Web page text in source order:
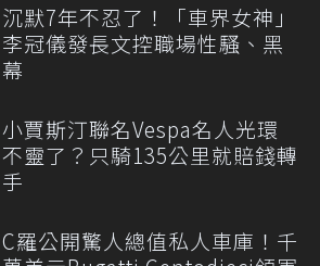
沉默7年不忍了！「車界女神」
李冠儀發長文控職場性騷、黑
幕
小賈斯汀聯名Vespa名人光環
不靈了？只騎135公里就賠錢轉
手
C羅公開驚人總值私人車庫！千